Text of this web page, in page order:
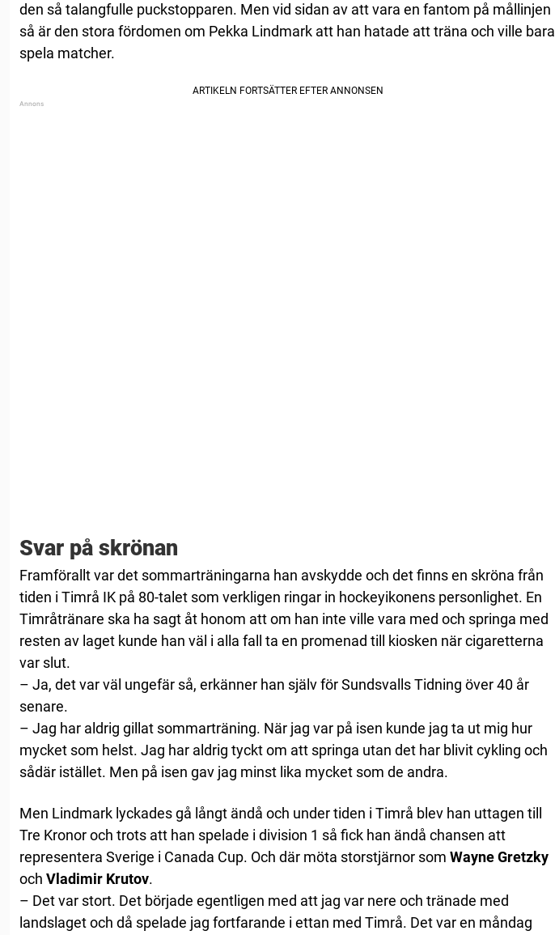
den så talangfulle puckstopparen. Men vid sidan av att vara en fantom på mållinjen
så är den stora fördomen om Pekka Lindmark att han hatade att träna och ville bara
spela matcher.
Svar på skrönan
Framförallt var det sommarträningarna han avskydde och det finns en skröna från
tiden i Timrå IK på 80-talet som verkligen ringar in hockeyikonens personlighet. En
Timråtränare ska ha sagt åt honom att om han inte ville vara med och springa med
resten av laget kunde han väl i alla fall ta en promenad till kiosken när cigaretterna
var slut.
– Ja, det var väl ungefär så, erkänner han själv för Sundsvalls Tidning över 40 år
senare.
– Jag har aldrig gillat sommarträning. När jag var på isen kunde jag ta ut mig hur
mycket som helst. Jag har aldrig tyckt om att springa utan det har blivit cykling och
sådär istället. Men på isen gav jag minst lika mycket som de andra.
Men Lindmark lyckades gå långt ändå och under tiden i Timrå blev han uttagen till
Tre Kronor och trots att han spelade i division 1 så fick han ändå chansen att
representera Sverige i Canada Cup. Och där möta storstjärnor som Wayne Gretzky
och Vladimir Krutov.
– Det var stort. Det började egentligen med att jag var nere och tränade med
landslaget och då spelade jag fortfarande i ettan med Timrå. Det var en måndag